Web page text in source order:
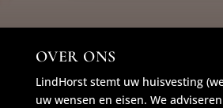
OVER ONS
LindHorst stemt uw huisvesting
uw wensen en eisen. We